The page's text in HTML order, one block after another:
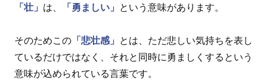
「壮」 は、 「勇ましい」 という意味があります。
そのためこの 「悲壮感」
とは、ただ悲しい気持ちを表し
ているだけではなく、それと同時に勇ましくするという
意味が込められている言葉です。